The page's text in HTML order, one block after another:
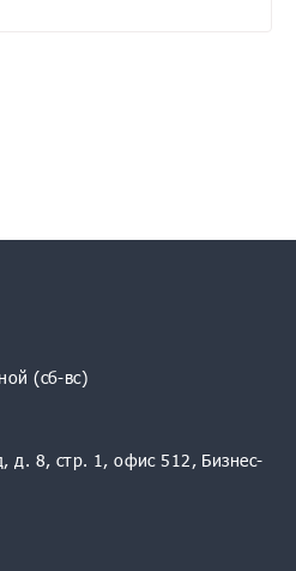
(сб-вс)
д. 8, стр. 1, офис 512, Бизнес-